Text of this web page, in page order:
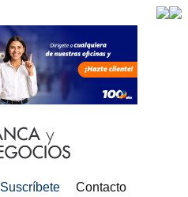
Suscríbete Contacto